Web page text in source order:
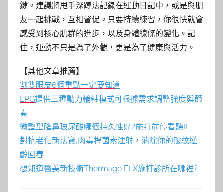
鍵。建議將甩手深蹲法記錄在運動日記中，或是與朋
友一起挑戰，互相督促。只要持續練習，你很快就會
感受到核心肌群的進步，以及身體線條的變化。記
住，運動不只是為了外觀，更是為了健康與活力。
【其他文章推薦】
割雙眼皮6個重點一定要知道
LPG提供三種動力輪軸模式可根據需求調整強度與節
奏
微整型隆鼻玻尿酸哪個持久性好?施打前停看聽!!
對抗老化新法寶,肉毒桿菌素注射，消除你的皺紋逆
齡回春
想知道醫美新技術Thermage FLX施打診所在哪裡?